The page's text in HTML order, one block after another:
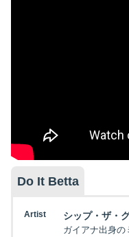
Do It Betta
Artist シップ・ザ・
ガイアナ出身の